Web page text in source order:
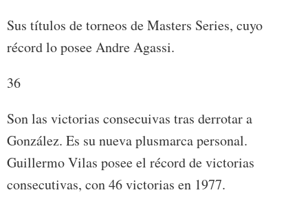
Sus títulos de torneos de Masters Series, cuyo
récord lo posee Andre Agassi.
36
Son las victorias consecuivas tras derrotar a
González. Es su nueva plusmarca personal.
Guillermo Vilas posee el récord de victorias
consecutivas, con 46 victorias en 1977.